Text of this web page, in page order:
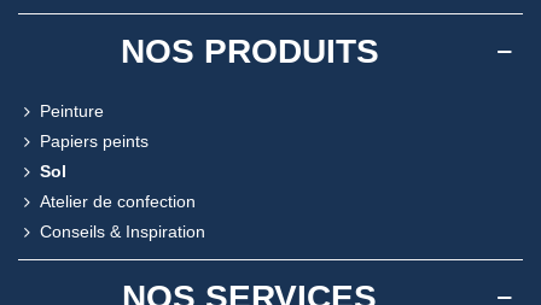
NOS PRODUITS
Peinture
Papiers peints
Sol
Atelier de confection
Conseils & Inspiration
NOS SERVICES